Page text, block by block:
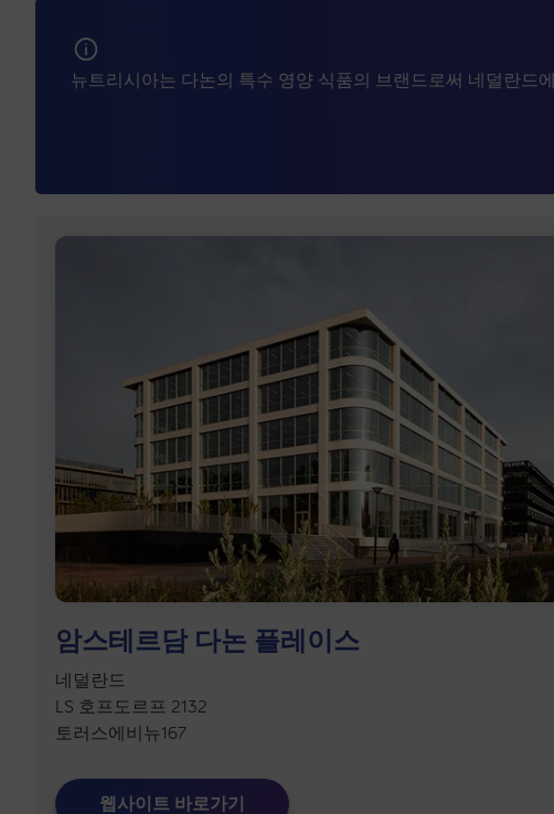
뉴트리시아는 다논의 특수 영양 식품의 브랜드로써 네덜란드
암스테르담 다논 플레이스
네덜란드
LS 호프도르프 2132
토러스에비뉴167
웹사이트 바로가기